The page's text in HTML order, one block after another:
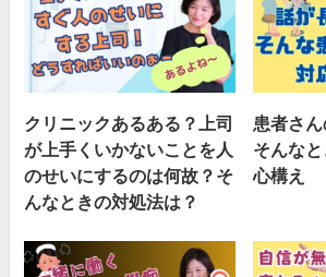
クリニックあるある？上司
が上手くいかないことを人
のせいにするのは何故？そ
んなときの対処法は？
患者さん
そんな
心構え